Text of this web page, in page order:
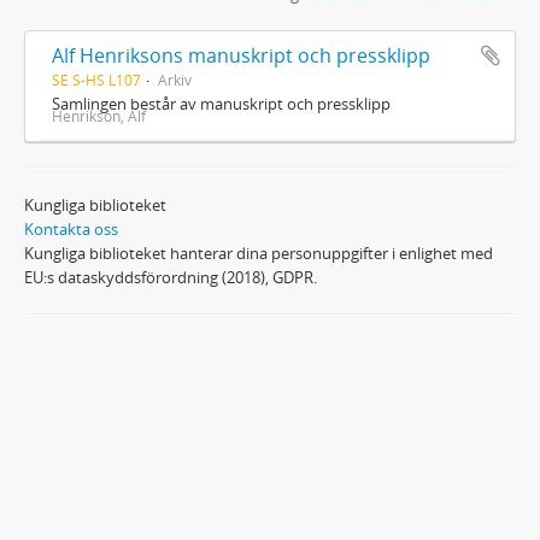
Alf Henriksons manuskript och pressklipp
SE S-HS L107 Arkiv
Samlingen består av manuskript och pressklipp
Henrikson, Alf
Kungliga biblioteket
Kontakta oss
Kungliga biblioteket hanterar dina personuppgifter i enlighet med
EU:s dataskyddsförordning (2018), GDPR.